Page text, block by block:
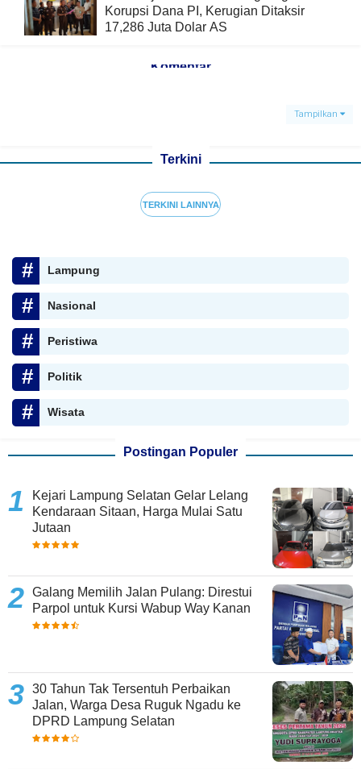
Korupsi Dana PI, Kerugian Ditaksir
17,286 Juta Dolar AS
Komentar
Tampilkan
Terkini
TERKINI LAINNYA
Lampung
Nasional
Peristiwa
Politik
Wisata
Postingan Populer
Kejari Lampung Selatan Gelar Lelang
Kendaraan Sitaan, Harga Mulai Satu
Jutaan
Galang Memilih Jalan Pulang: Direstui
Parpol untuk Kursi Wabup Way Kanan
30 Tahun Tak Tersentuh Perbaikan
Jalan, Warga Desa Ruguk Ngadu ke
DPRD Lampung Selatan